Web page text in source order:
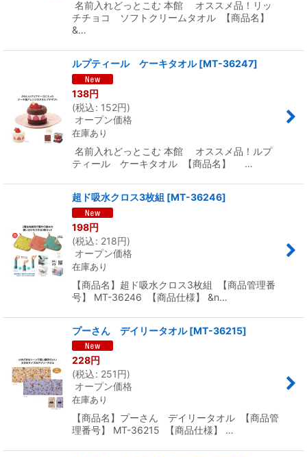
名前入れどっとこむ 本館 オススメ品！リッ
チチョコ ソフトクリームタオル 【商品名】
&…
ルプティール ケーキタオル [MT-36247]
138円
(税込: 152円)
オープン価格
在庫あり
名前入れどっとこむ 本館 オススメ品！ルプ
ティール ケーキタオル 【商品名】 …
超ド吸水クロス3枚組 [MT-36246]
198円
(税込: 218円)
オープン価格
在庫あり
【商品名】超ド吸水クロス3枚組 【商品管理番
号】 MT-36246 【商品仕様】 &n…
プーさん デイリータオル [MT-36215]
228円
(税込: 251円)
オープン価格
在庫あり
【商品名】プーさん デイリータオル 【商品管
理番号】 MT-36215 【商品仕様】 …